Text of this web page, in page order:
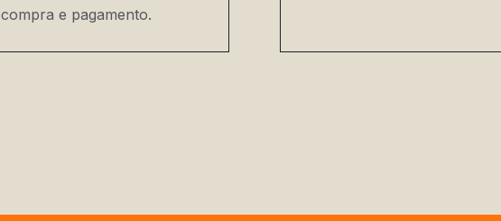
compra e pagamento.